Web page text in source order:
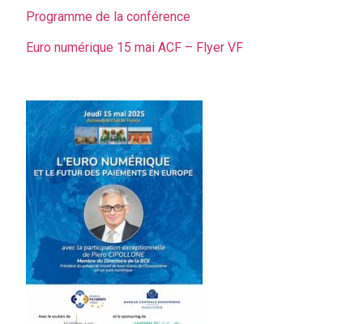
Programme de la conférence
Euro numérique 15 mai ACF – Flyer VF